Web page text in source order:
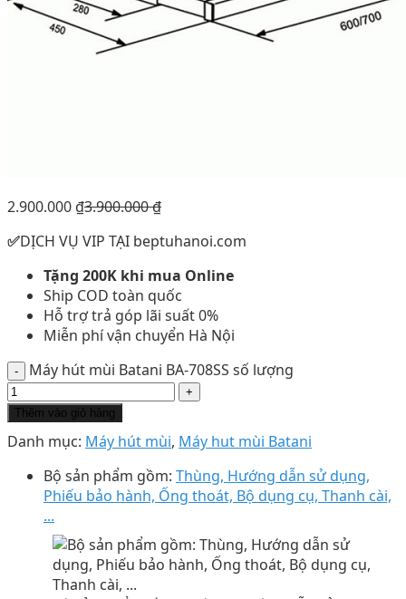
2.900.000 ₫3.900.000₫
✅DỊCH VỤ VIP TẠI beptuhanoi.com
Tặng 200K khi mua Online
Ship COD toàn quốc
Hỗ trợ trả góp lãi suất 0%
Miễn phí vận chuyển Hà Nội
Máy hút mùi Batani BA-708SS số lượng
Thêm vào giỏ hàng
Danh mục: Máy hút mùi, Máy hut mùi Batani
Bộ sản phẩm gồm: Thùng, Hướng dẫn sử dụng,
Phiếu bảo hành, Ống thoát, Bộ dụng cụ, Thanh cài,
...